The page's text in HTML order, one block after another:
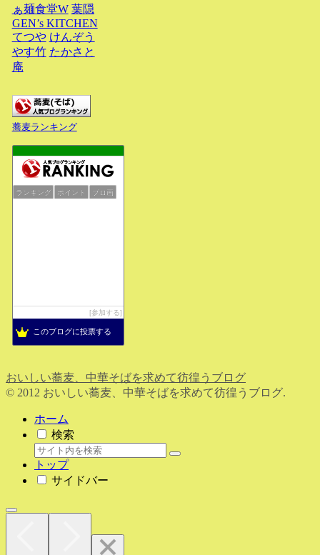
ぁ麺食堂W 葉隠
GEN’s KITCHEN
てつや けんぞう
やす竹 たかさと
庵
蕎麦ランキング
ランキング ポイント ブロ画
参加する
このブログに投票する
おいしい蕎麦、中華そばを求めて彷徨うブログ
© 2012 おいしい蕎麦、中華そばを求めて彷徨うブログ.
ホーム
検索
トップ
サイドバー